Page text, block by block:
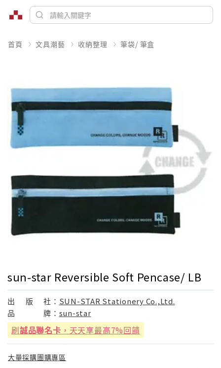
首頁 文具潮藝 收納整理 筆袋/ 筆盒
sun-star Reversible Soft Pencase/ LB
出 版 社： SUN-STAR Stationery Co.,Ltd.
品
牌： sun-star
刷誠品聯名卡 ，天天享最高7%回饋
大量採購團購專區